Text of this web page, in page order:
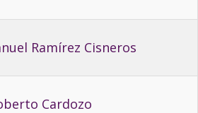
Ramírez Cisneros
Cardozo